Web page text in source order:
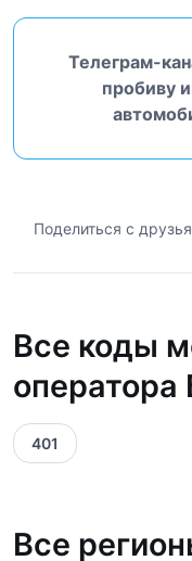
Телеграм-
пробиву
Поделиться с
Все коды
401
Все